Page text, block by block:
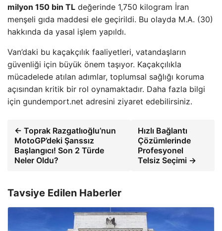
milyon 150 bin TL değerinde 1,750 kilogram İran
menşeli gıda maddesi ele geçirildi. Bu olayda M.A. (30)
hakkında da yasal işlem yapıldı.
Van’daki bu kaçakçılık faaliyetleri, vatandaşların
güvenliği için büyük önem taşıyor. Kaçakçılıkla
mücadelede atılan adımlar, toplumsal sağlığı koruma
açısından kritik bir rol oynamaktadır. Daha fazla bilgi
için gundemport.net adresini ziyaret edebilirsiniz.
← Toprak Razgatlıoğlu’nun
MotoGP’deki Şanssız
Başlangıcı! Son 2 Türde
Neler Oldu?
Hızlı Bağlantı
Çözümlerinde
Profesyonel
Telsiz Seçimi →
Tavsiye Edilen Haberler